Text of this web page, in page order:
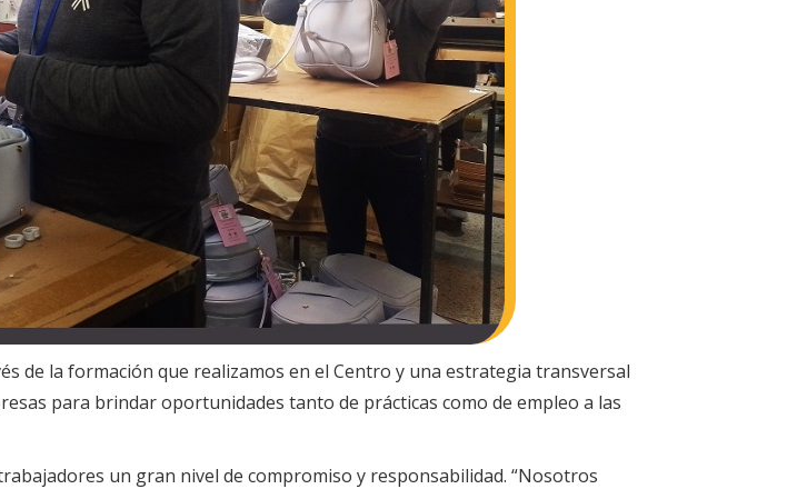
de la formación que realizamos en el Centro y una estrategia transversal
para brindar oportunidades tanto de prácticas como de empleo a las
un gran nivel de compromiso y responsabilidad. “Nosotros